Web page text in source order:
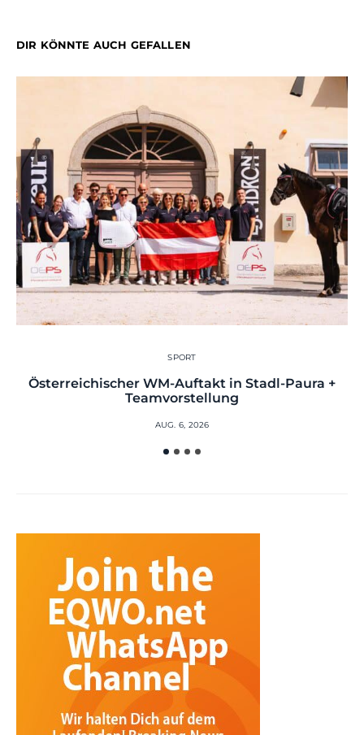
DIR KÖNNTE AUCH GEFALLEN
SPORT
Österreichischer WM-Auftakt in Stadl-Paura +
Teamvorstellung
AUG. 6, 2026